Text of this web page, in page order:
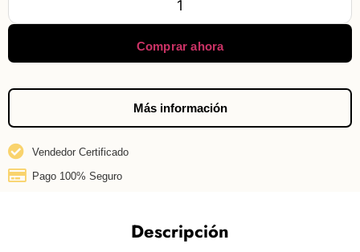
Comprar ahora
Más información
Vendedor Certificado
Pago 100% Seguro
Descripción